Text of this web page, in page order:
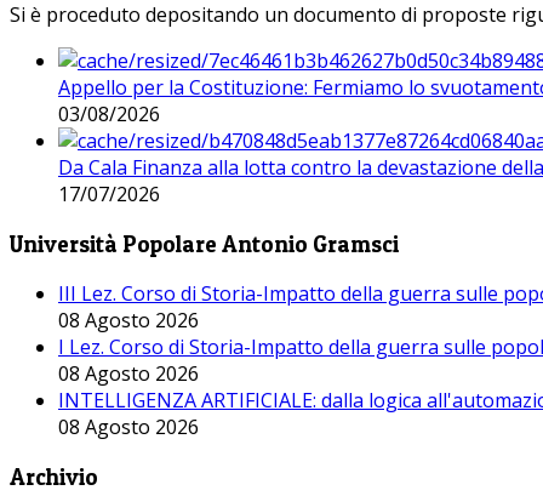
Si è proceduto depositando un documento di proposte
Appello per la Costituzione: Fermiamo lo
03/08/2026
Da Cala Finanza alla lotta contro la devastazione
17/07/2026
Università Popolare Antonio Gramsci
III Lez. Corso di Storia-Impatto della guerra sulle
08 Agosto 2026
I Lez. Corso di Storia-Impatto della guerra sulle
08 Agosto 2026
INTELLIGENZA ARTIFICIALE: dalla logica
08 Agosto 2026
Archivio